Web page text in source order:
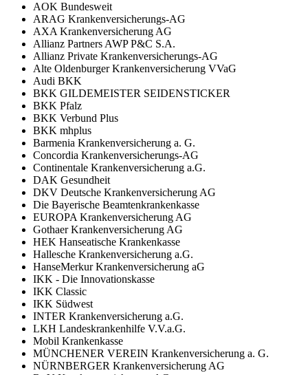
AOK Bundesweit
ARAG Krankenversicherungs-AG
AXA Krankenversicherung AG
Allianz Partners AWP P&C S.A.
Allianz Private Krankenversicherungs-AG
Alte Oldenburger Krankenversicherung VVaG
Audi BKK
BKK GILDEMEISTER SEIDENSTICKER
BKK Pfalz
BKK Verbund Plus
BKK mhplus
Barmenia Krankenversicherung a. G.
Concordia Krankenversicherungs-AG
Continentale Krankenversicherung a.G.
DAK Gesundheit
DKV Deutsche Krankenversicherung AG
Die Bayerische Beamtenkrankenkasse
EUROPA Krankenversicherung AG
Gothaer Krankenversicherung AG
HEK Hanseatische Krankenkasse
Hallesche Krankenversicherung a.G.
HanseMerkur Krankenversicherung aG
IKK - Die Innovationskasse
IKK Classic
IKK Südwest
INTER Krankenversicherung a.G.
LKH Landeskrankenhilfe V.V.a.G.
Mobil Krankenkasse
MÜNCHENER VEREIN Krankenversicherung a. G.
NÜRNBERGER Krankenversicherung AG